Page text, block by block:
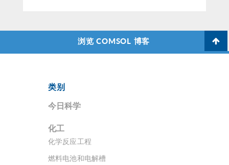
浏览 COMSOL 博客
类别
今日科学
化工
化学反应工程
燃料电池和电解槽